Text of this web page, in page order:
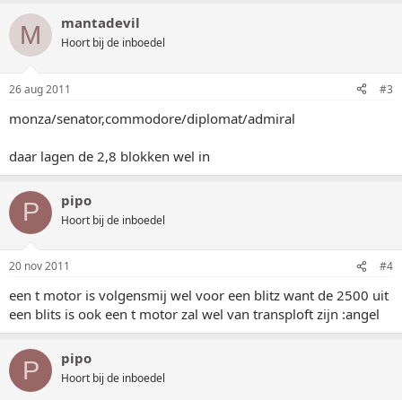
M mantadevil
Hoort bij de inboedel
26 aug 2011 #3
monza/senator,commodore/diplomat/admiral
daar lagen de 2,8 blokken wel in
P pipo
Hoort bij de inboedel
20 nov 2011 #4
een t motor is volgensmij wel voor een blitz want de 2500 uit
een blits is ook een t motor zal wel van transploft zijn :angel
P pipo
Hoort bij de inboedel